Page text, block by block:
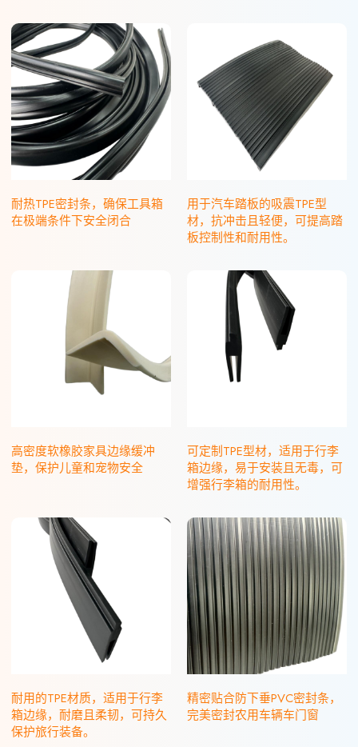
耐热TPE密封条，确保工具箱
在极端条件下安全闭合
用于汽车踏板的吸震TPE型
材，抗冲击且轻便，可提高踏
板控制性和耐用性。
高密度软橡胶家具边缘缓冲
垫，保护儿童和宠物安全
可定制TPE型材，适用于行李
箱边缘，易于安装且无毒，可
增强行李箱的耐用性。
耐用的TPE材质，适用于行李
箱边缘，耐磨且柔韧，可持久
保护旅行装备。
精密贴合防下垂PVC密封条，
完美密封农用车辆车门窗